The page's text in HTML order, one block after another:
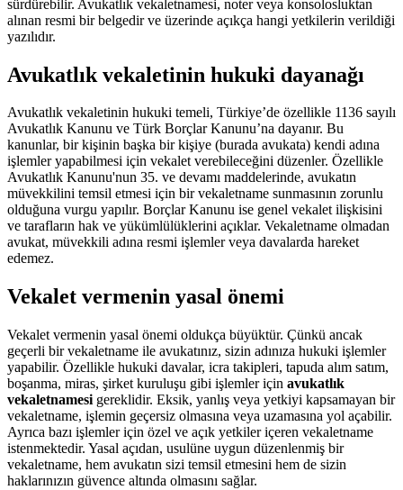
sürdürebilir. Avukatlık vekaletnamesi, noter veya konsolosluktan
alınan resmi bir belgedir ve üzerinde açıkça hangi yetkilerin verildiği
yazılıdır.
Avukatlık vekaletinin hukuki dayanağı
Avukatlık vekaletinin hukuki temeli, Türkiye’de özellikle 1136 sayılı
Avukatlık Kanunu ve Türk Borçlar Kanunu’na dayanır. Bu
kanunlar, bir kişinin başka bir kişiye (burada avukata) kendi adına
işlemler yapabilmesi için vekalet verebileceğini düzenler. Özellikle
Avukatlık Kanunu'nun 35. ve devamı maddelerinde, avukatın
müvekkilini temsil etmesi için bir vekaletname sunmasının zorunlu
olduğuna vurgu yapılır. Borçlar Kanunu ise genel vekalet ilişkisini
ve tarafların hak ve yükümlülüklerini açıklar. Vekaletname olmadan
avukat, müvekkili adına resmi işlemler veya davalarda hareket
edemez.
Vekalet vermenin yasal önemi
Vekalet vermenin yasal önemi oldukça büyüktür. Çünkü ancak
geçerli bir vekaletname ile avukatınız, sizin adınıza hukuki işlemler
yapabilir. Özellikle hukuki davalar, icra takipleri, tapuda alım satım,
boşanma, miras, şirket kuruluşu gibi işlemler için avukatlık
vekaletnamesi gereklidir. Eksik, yanlış veya yetkiyi kapsamayan bir
vekaletname, işlemin geçersiz olmasına veya uzamasına yol açabilir.
Ayrıca bazı işlemler için özel ve açık yetkiler içeren vekaletname
istenmektedir. Yasal açıdan, usulüne uygun düzenlenmiş bir
vekaletname, hem avukatın sizi temsil etmesini hem de sizin
haklarınızın güvence altında olmasını sağlar.